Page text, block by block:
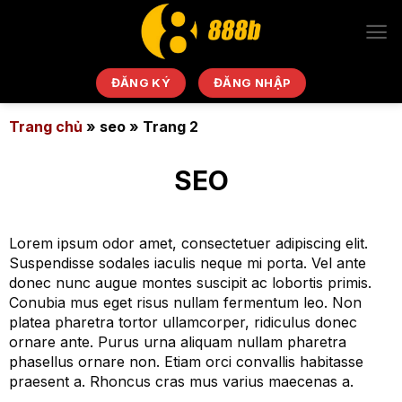
ĐĂNG KÝ ĐĂNG NHẬP
Trang chủ » seo» Trang 2
SEO
Lorem ipsum odor amet, consectetuer adipiscing elit.
Suspendisse sodales iaculis neque mi porta. Vel ante
donec nunc augue montes suscipit ac lobortis primis.
Conubia mus eget risus nullam fermentum leo. Non
platea pharetra tortor ullamcorper, ridiculus donec
ornare ante. Purus urna aliquam nullam pharetra
phasellus ornare non. Etiam orci convallis habitasse
praesent a. Rhoncus cras mus varius maecenas a.